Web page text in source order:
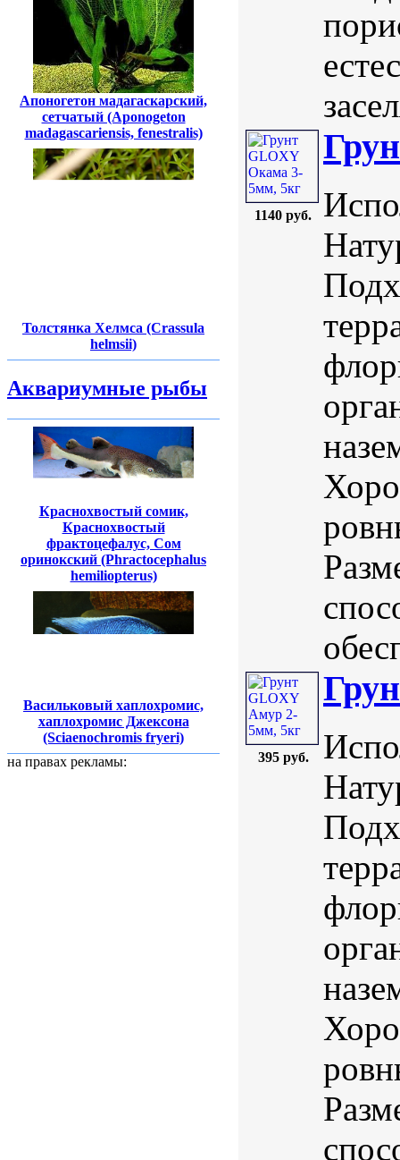
Апоногетон мадагаскарский,
сетчатый (Aponogeton
madagascariensis, fenestralis)
Толстянка Хелмса (Crassula
helmsii)
Аквариумные рыбы
Краснохвостый сомик,
Краснохвостый
фрактоцефалус, Сом
оринокский (Phractocephalus
hemiliopterus)
Васильковый хаплохромис,
хаплохромис Джексона
(Sciaenochromis fryeri)
на правах рекламы:
1140 руб.
395 руб.